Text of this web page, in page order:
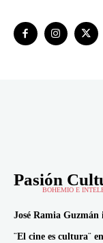
Pasión
BOHEMIO E
José Ramia
¨El cine es cultura¨